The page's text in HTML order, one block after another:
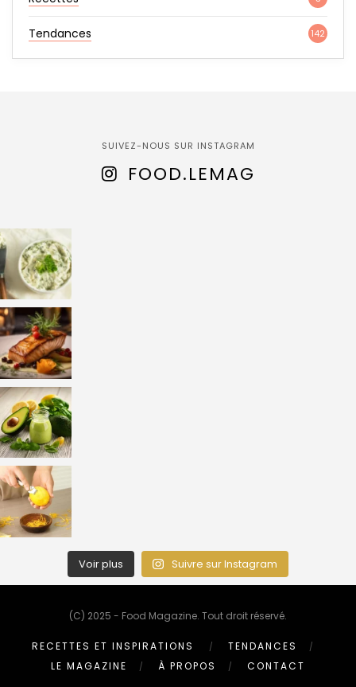
Tendances 142
SUIVEZ-NOUS SUR INSTAGRAM
FOOD.LEMAG
Voir plus Suivre sur Instagram
(C) 2025 - Food Magazine. Tout droit réservé.
RECETTES ET INSPIRATIONS
TENDANCES
LE MAGAZINE
À PROPOS CONTACT